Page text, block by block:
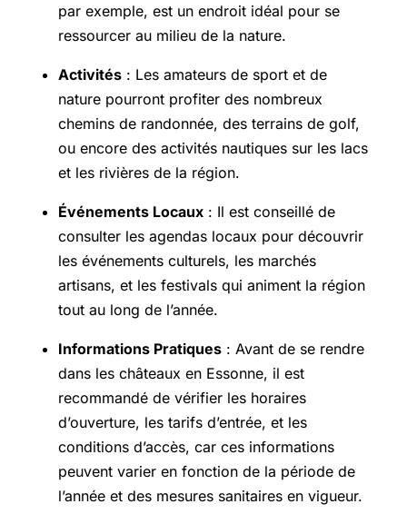
par exemple, est un endroit idéal pour se
ressourcer au milieu de la nature.
Activités : Les amateurs de sport et de
nature pourront profiter des nombreux
chemins de randonnée, des terrains de golf,
ou encore des activités nautiques sur les lacs
et les rivières de la région.
Événements Locaux : Il est conseillé de
consulter les agendas locaux pour découvrir
les événements culturels, les marchés
artisans, et les festivals qui animent la région
tout au long de l’année.
Informations Pratiques : Avant de se rendre
dans les châteaux en Essonne, il est
recommandé de vérifier les horaires
d’ouverture, les tarifs d’entrée, et les
conditions d’accès, car ces informations
peuvent varier en fonction de la période de
l’année et des mesures sanitaires en vigueur.